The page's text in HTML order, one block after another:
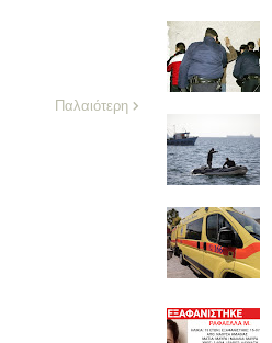
Παλαιότερη